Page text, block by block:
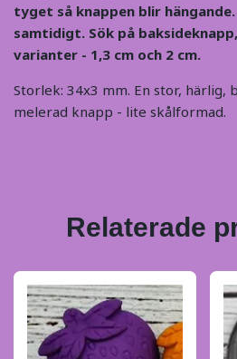
tyget så knappen blir
samtidigt. Sök på
varianter - 1,3 cm och 2 cm.
Storlek: 34x3 mm. En stor, härlig,
melerad knapp - lite skålformad.
Relaterade